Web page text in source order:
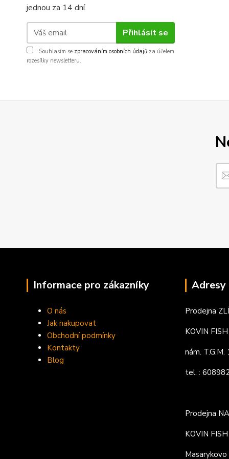
jednou za 14 dní.
Přihlásit se
Souhlasím se zpracováním osobních údajů za účelem
rozesílky newsletteru.
Informace pro zákazníky
O nás
Jak nakupovat
Obchodní podmínky
Kontakty
Blog
Adresy
Prodejna
KOVIN
nám.
tel. :
Prodejna
KOVIN